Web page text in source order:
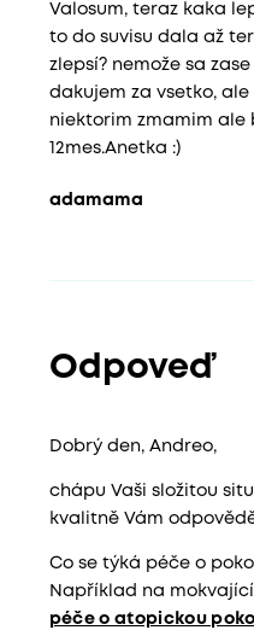
Valosum, teraz kaka
to do suvisu dala až
zlepsí? nemože sa
dakujem za vsetko,
niektorim zmamim ale
12mes.Anetka :)
adamama
Odpoveď
Dobrý den, Andreo,
chápu Vaši složitou
kvalitně Vám
Co se týká péče o
Například na
péče o atopickou